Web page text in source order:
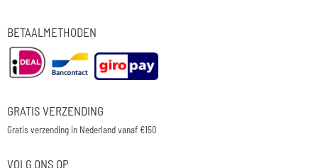
BETAALMETHODEN
GRATIS VERZENDING
Gratis verzending in Nederland vanaf €150
VOLG ONS OP